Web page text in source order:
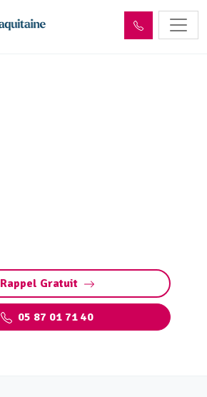
Rappel Gratuit
05 87 01 71 40